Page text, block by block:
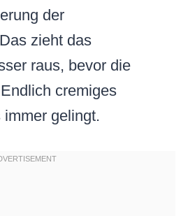
der
zieht das
raus, bevor die
cremiges
gelingt.